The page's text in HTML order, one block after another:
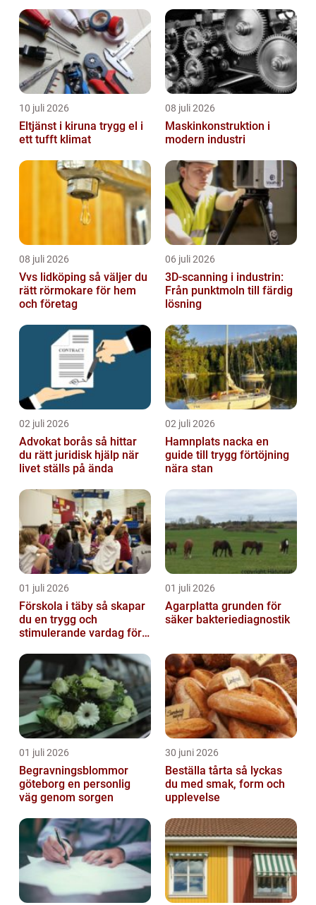
och reparation...
10 juli 2026
Eltjänst i kiruna trygg el i
ett tufft klimat
08 juli 2026
Maskinkonstruktion i
modern industri
08 juli 2026
Vvs lidköping så väljer du
rätt rörmokare för hem
och företag
06 juli 2026
3D-scanning i industrin:
Från punktmoln till färdig
lösning
02 juli 2026
Advokat borås så hittar
du rätt juridisk hjälp när
livet ställs på ända
02 juli 2026
Hamnplats nacka en
guide till trygg förtöjning
nära stan
01 juli 2026
Förskola i täby så skapar
du en trygg och
stimulerande vardag för
01 juli 2026
Agarplatta grunden för
säker bakteriediagnostik
01 juli 2026
Begravningsblommor
göteborg en personlig
väg genom sorgen
30 juni 2026
Beställa tårta så lyckas
du med smak, form och
upplevelse